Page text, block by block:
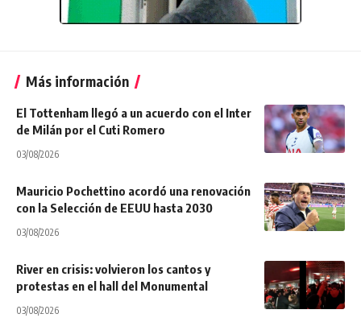
Más información
El Tottenham llegó a un acuerdo con el Inter
de Milán por el Cuti Romero
03/08/2026
Mauricio Pochettino acordó una renovación
con la Selección de EEUU hasta 2030
03/08/2026
River en crisis: volvieron los cantos y
protestas en el hall del Monumental
03/08/2026